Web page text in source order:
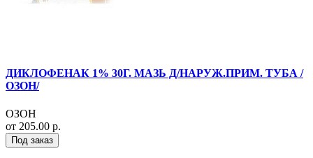
ДИКЛОФЕНАК 1% 30Г. МАЗЬ Д/НАРУЖ.ПРИМ. ТУБА /
ОЗОН/
ОЗОН
от 205.00 р.
Под заказ